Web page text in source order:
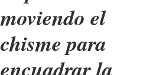
moviendo el
chisme para
encuadrar la